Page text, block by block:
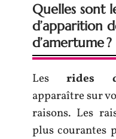
Quelles sont
d’apparition
d’amertume ?
Lesrides
apparaître sur
raisons. Les
plus courantes